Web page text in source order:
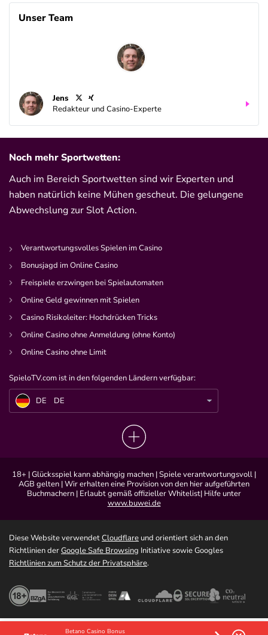
Unser Team
Jens
Redakteur und Casino-Experte
Noch mehr Sportwetten:
Auch im Bereich Sportwetten sind wir Experten und
haben natürlich keine Mühen gescheut. Die gelungene
Abwechslung zur Slot Action.
Verantwortungsvolles Spielen im Casino
Bonusjagd im Online Casino
Freispiele erzwingen bei Spielautomaten
Online Geld gewinnen mit Spielen
Casino Risikoleiter: Hochdrücken Tricks
Online Casino ohne Anmeldung (ohne Konto)
Online Casino ohne Limit
SpieloTV.com ist in den folgenden Ländern verfügbar:
DE
DE
18+ | Glücksspiel kann abhängig machen | Spiele verantwortungsvoll |
AGB gelten | Wir erhalten eine Provision von den hier aufgeführten
Buchmachern | Erlaubt gemäß offizieller Whitelist| Hilfe unter
www.buwei.de
Diese Website verwendetCloudflare und orientiert sich an den
Richtlinien derGoogle Safe Browsing Initiative sowie Googles
Richtlinien zum Schutz der Privatsphäre.
Betano Casino Bonus